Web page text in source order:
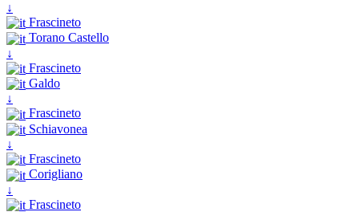
↓
Frascineto
Torano Castello
↓
Frascineto
Galdo
↓
Frascineto
Schiavonea
↓
Frascineto
Corigliano
↓
Frascineto